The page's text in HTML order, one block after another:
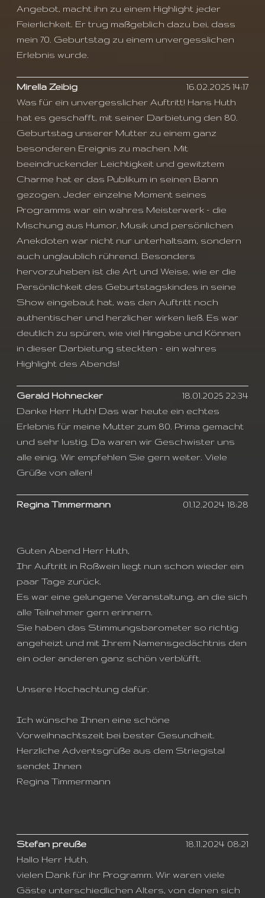
Angebot, macht ihn zu einem Highlight jeder
Feierlichkeit. Er trug maßgeblich dazu bei, dass
mein 70. Geburtstag zu einem unvergesslichen
Erlebnis wurde.
Mirella Zeibig
16.02.2025 14:17
Was für ein unvergesslicher Auftritt! Hans Huth
hat es geschafft, mit seiner Darbietung den 80.
Geburtstag unserer Mutter zu einem ganz
besonderen Ereignis zu machen. Mit
beeindruckender Leichtigkeit und gewitztem
Charme hat er das Publikum in seinen Bann
gezogen. Jeder einzelne Moment seines
Programms war ein wahres Meisterwerk – die
Mischung aus Humor, Musik und persönlichen
Anekdoten war nicht nur unterhaltsam, sondern
auch unglaublich rührend. Besonders
hervorzuheben ist die Art und Weise, wie er die
Persönlichkeit des Geburtstagskindes in seine
Show eingebaut hat, was den Auftritt noch
authentischer und herzlicher wirken ließ. Es war
deutlich zu spüren, wie viel Hingabe und Können
in dieser Darbietung steckten – ein wahres
Highlight des Abends!
Gerald Hohnecker
18.01.2025 22:34
Danke Herr Huth! Das war heute ein echtes
Erlebnis für meine Mutter zum 80. Prima gemacht
und sehr lustig. Da waren wir Geschwister uns
alle einig. Wir empfehlen Sie gern weiter. Viele
Grüße von allen!
Regina Timmermann 01.12.2024 18:28
Guten Abend Herr Huth,
Ihr Auftritt in Roßwein liegt nun schon wieder ein
paar Tage zurück.
Es war eine gelungene Veranstaltung, an die sich
alle Teilnehmer gern erinnern.
Sie haben das Stimmungsbarometer so richtig
angeheizt und mit Ihrem Namensgedächtnis den
ein oder anderen ganz schön verblüfft.
Unsere Hochachtung dafür.
Ich wünsche Ihnen eine schöne
Vorweihnachtszeit bei bester Gesundheit.
Herzliche Adventsgrüße aus dem Striegistal
sendet Ihnen
Regina Timmermann
Stefan preuße
18.11.2024 08:21
Hallo Herr Huth,
vielen Dank für ihr Programm. Wir waren viele
Gäste unterschiedlichen Alters, von denen sich